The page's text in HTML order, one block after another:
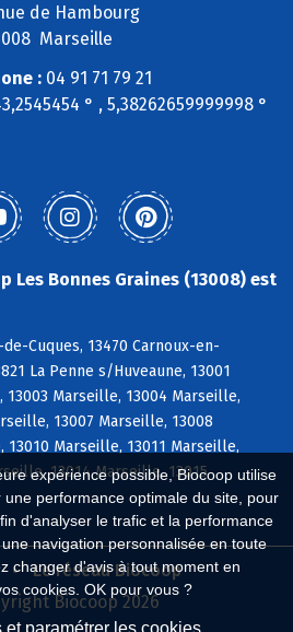
expérience possible, Biocoop utilise
performance optimale du site, pour
d'analyser le trafic et la performance
navigation personnalisée en toute
changer d'avis à tout moment en
cookies. OK pour vous ?
et paramétrer les cookies
de Hambourg
Marseille
: 04 91 71 79 21
° , 5,38262659999998 °
Les Bonnes Graines (13008) est
Cuques, 13470 Carnoux-en-
La Penne s/Huveaune, 13001
Marseille, 13004 Marseille,
13007 Marseille, 13008
Marseille, 13011 Marseille,
13014 Marseille, 13015
Le réseau Biocoop
Biocoop 2026